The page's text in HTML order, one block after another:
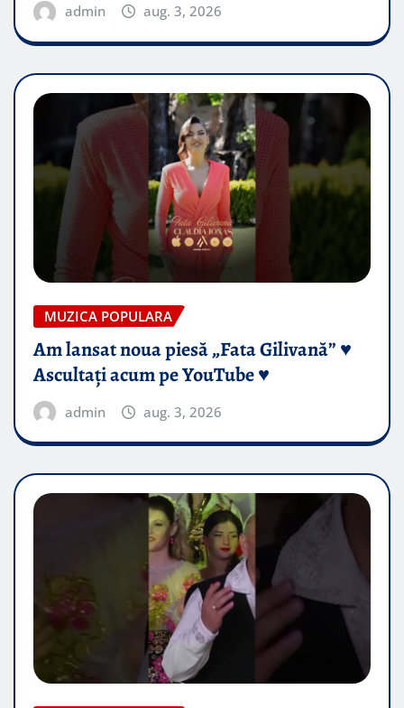
admin aug. 3, 2026
MUZICA POPULARA
Am lansat noua piesă „Fata Gilivană” ♥️
Ascultați acum pe YouTube ♥️
admin aug. 3, 2026